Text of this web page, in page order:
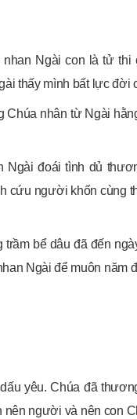
Ngài con là tử
thấy mình bất lực đời
nhân từ Ngài
Ngài đoái tình dủ
cứu người khốn cùng
bể dâu đã đến
Ngài để muôn năm
yêu. Chúa đã
người và nên con